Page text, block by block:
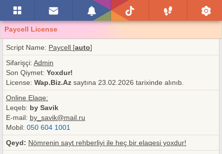
Paycell License
Script Name: Paycell [auto]
Sifarişçi: Admin
Son Qiymet: Yoxdur!
License: Wap.Biz.Az saytına 23.02.2026 tarixinde alınıb.
Online Elaqe:
Leqeb: by Savik
E-mail: by_savik@mail.ru
Mobil: 050 604 1001
Qeyd: Nömrenin sayt rehberliyi ile heç bir elaqesi yoxdur!